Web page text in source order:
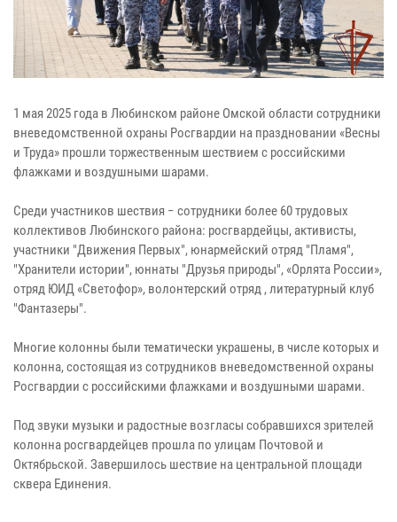
1 мая 2025 года в Любинском районе Омской области сотрудники
вневедомственной охраны Росгвардии на праздновании «Весны
и Труда» прошли торжественным шествием с российскими
флажками и воздушными шарами.
Среди участников шествия − сотрудники более 60 трудовых
коллективов Любинского района: росгвардейцы, активисты,
участники "Движения Первых", юнармейский отряд "Пламя",
"Хранители истории", юннаты "Друзья природы", «Орлята России»,
отряд ЮИД «Светофор», волонтерский отряд , литературный клуб
"Фантазеры".
Многие колонны были тематически украшены, в числе которых и
колонна, состоящая из сотрудников вневедомственной охраны
Росгвардии с российскими флажками и воздушными шарами.
Под звуки музыки и радостные возгласы собравшихся зрителей
колонна росгвардейцев прошла по улицам Почтовой и
Октябрьской. Завершилось шествие на центральной площади
сквера Единения.